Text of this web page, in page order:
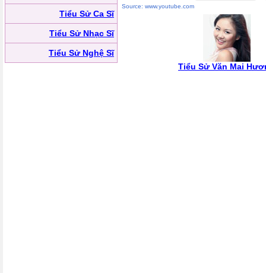
Tiểu Sử Ca Sĩ
Tiểu Sử Nhạc Sĩ
Tiểu Sử Nghệ Sĩ
Source: www.youtube.com
Tiểu Sử Văn Mai